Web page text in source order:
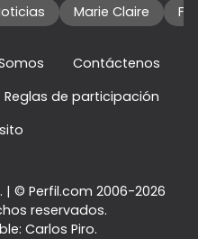
Marie Claire
Contáctenos
Reglas de participación
| © Perfil.com 2006-2026
reservados.
Carlos Piro.